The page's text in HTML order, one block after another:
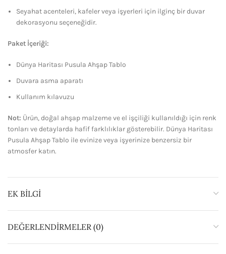
Seyahat acenteleri, kafeler veya işyerleri için ilginç bir duvar
dekorasyonu seçeneğidir.
Paket İçeriği:
Dünya Haritası Pusula Ahşap Tablo
Duvara asma aparatı
Kullanım kılavuzu
Not: Ürün, doğal ahşap malzeme ve el işçiliği kullanıldığı için renk
tonları ve detaylarda hafif farklılıklar gösterebilir. Dünya Haritası
Pusula Ahşap Tablo ile evinize veya işyerinize benzersiz bir
atmosfer katın.
EK BILGI
DEĞERLENDIRMELER (0)